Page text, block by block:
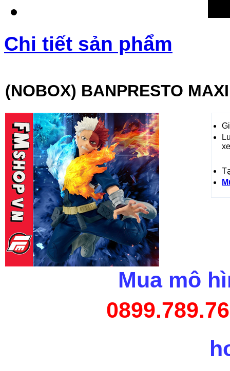
Chi tiết sản phẩm
(NOBOX) BANPRESTO
Mua mô